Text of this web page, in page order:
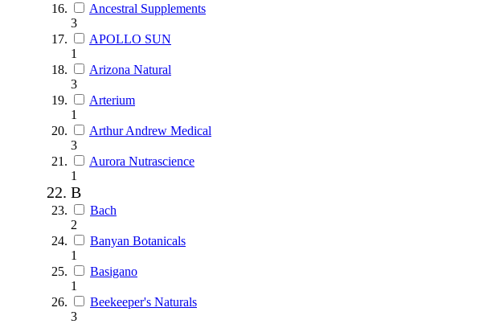
Ancestral Supplements
3
APOLLO SUN
1
Arizona Natural
3
Arterium
1
Arthur Andrew Medical
3
Aurora Nutrascience
1
B
Bach
2
Banyan Botanicals
1
Basigano
1
Beekeeper's Naturals
3